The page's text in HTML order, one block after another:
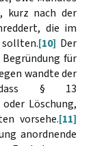
kurz nach der
die im
[10] Der
für
wandte der
dass § 13
Löschung,
vorsehe.[11]
anordnende